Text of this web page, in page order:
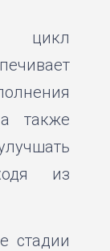
цикл
также
из
стадии